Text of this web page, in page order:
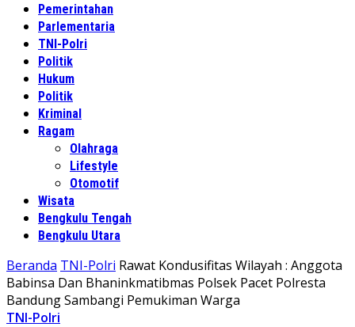
Pemerintahan
Parlementaria
TNI-Polri
Politik
Hukum
Politik
Kriminal
Ragam
Olahraga
Lifestyle
Otomotif
Wisata
Bengkulu Tengah
Bengkulu Utara
Beranda TNI-Polri Rawat Kondusifitas Wilayah : Anggota
Babinsa Dan Bhaninkmatibmas Polsek Pacet Polresta
Bandung Sambangi Pemukiman Warga
TNI-Polri